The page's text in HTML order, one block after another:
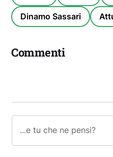
Dinamo Sassari
Commenti